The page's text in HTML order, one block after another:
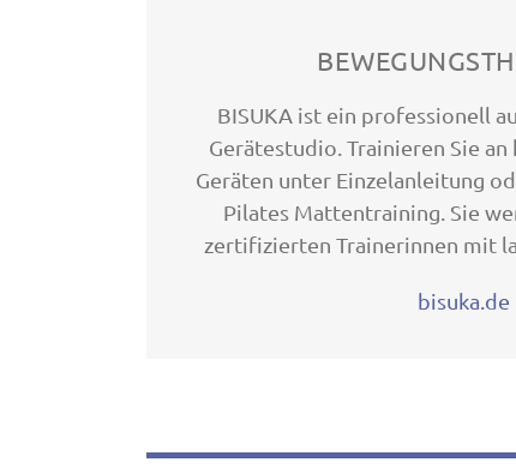
BISUKA ist ein professionell
Gerätestudio. Trainieren Sie
Geräten unter Einzelanleitung
Pilates Mattentraining. Sie
zertifizierten Trainerinnen mit
bisuka.de